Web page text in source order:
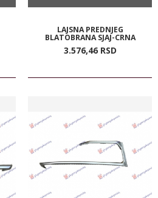
LAJSNA PREDNJEG
BLATOBRANA SJAJ-CRNA
3.576,46 RSD